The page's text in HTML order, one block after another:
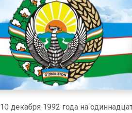
декабря 1992 года на